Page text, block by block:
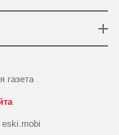
газета